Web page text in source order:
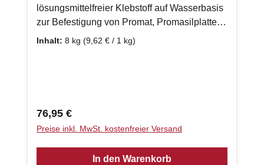
lösungsmittelfreier Klebstoff auf Wasserbasis
zur Befestigung von Promat, Promasilplatten
und Wärmedämmplatten. Auch zur
Abbindezeit: 8 h Laut Herstellerempfehlung
benötigen Sie ca. 2kg Promasilkleber je m²
Promasilplatte.
Inhalt: 8 kg (9,62 € / 1 kg)
Regulärer Preis:
76,95 €
Preise inkl. MwSt. kostenfreier Versand
In den Warenkorb